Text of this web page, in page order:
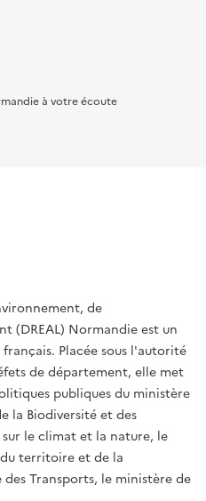
à votre écoute
de
(DREAL) Normandie est un
Placée sous l'autorité
de département, elle met
publiques du ministère
la Biodiversité et des
le climat et la nature, le
territoire et de la
Transports, le ministère de